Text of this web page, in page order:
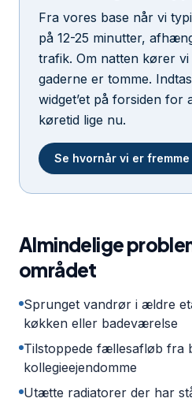
Fra vores base når vi
på 12-25 minutter,
trafik. Om natten kører
gaderne er tomme.
widget’et på forsiden for
køretid lige nu.
Se hvornår vi er
Almindelige
området
Sprunget vandrør i ældre
køkken eller badeværelse
Tilstoppede fællesafløb fra
kollegieejendomme
Utætte radiatorer der har